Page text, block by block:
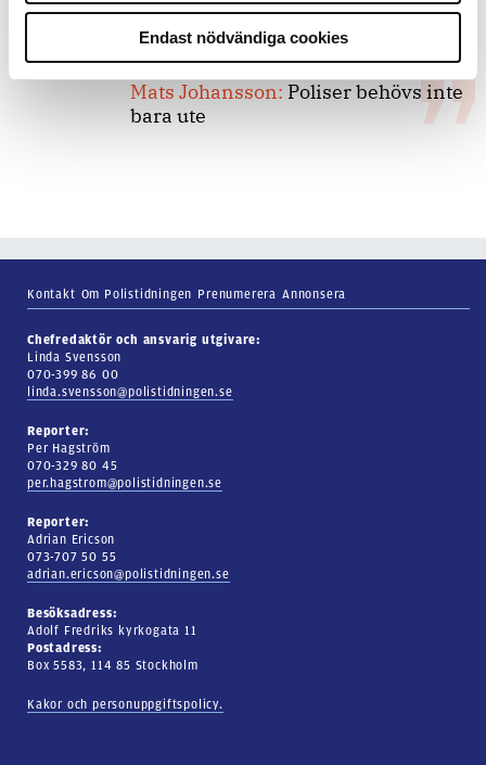
Endast nödvändiga cookies
15 juni 2026
Mats Johansson: Poliser behövs inte
bara ute
Kontakt Om Polistidningen Prenumerera Annonsera
Chefredaktör och ansvarig utgivare:
Linda Svensson
070-399 86 00
linda.svensson@polistidningen.se
Reporter:
Per Hagström
070-329 80 45
per.hagstrom@polistidningen.se
Reporter:
Adrian Ericson
073-707 50 55
adrian.ericson@polistidningen.se
Besöksadress:
Adolf Fredriks kyrkogata 11
Postadress:
Box 5583, 114 85 Stockholm
Kakor och personuppgiftspolicy.